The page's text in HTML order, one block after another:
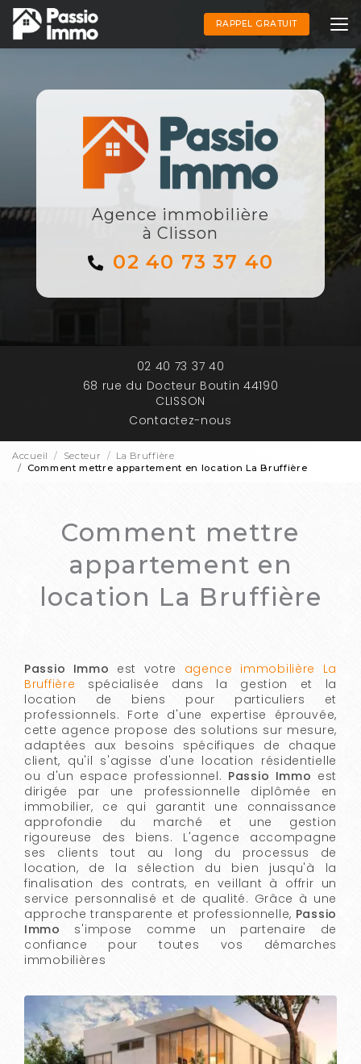
Aller
au
contenu
principal
RAPPEL GRATUIT
Agence immobilière
à Clisson
02 40 73 37 40
02 40 73 37 40
68 rue du Docteur Boutin 44190
CLISSON
Contactez-nous
Accueil Secteur
La Bruffière
Comment mettre appartement en location La Bruffière
Comment mettre
appartement en
location La Bruffière
Passio Immo est votre agence immobilière La
Bruffière spécialisée dans la gestion et la
location de biens pour particuliers et
professionnels. Forte d'une expertise éprouvée,
cette agence propose des solutions sur mesure,
adaptées aux besoins spécifiques de chaque
client, qu'il s'agisse d'une location résidentielle
ou d'un espace professionnel. Passio Immo est
dirigée par une professionnelle diplômée en
immobilier, ce qui garantit une connaissance
approfondie du marché et une gestion
rigoureuse des biens. L'agence accompagne
ses clients tout au long du processus de
location, de la sélection du bien jusqu'à la
finalisation des contrats, en veillant à offrir un
service personnalisé et de qualité. Grâce à une
approche transparente et professionnelle, Passio
Immo s'impose comme un partenaire de
confiance pour toutes vos démarches
immobilières